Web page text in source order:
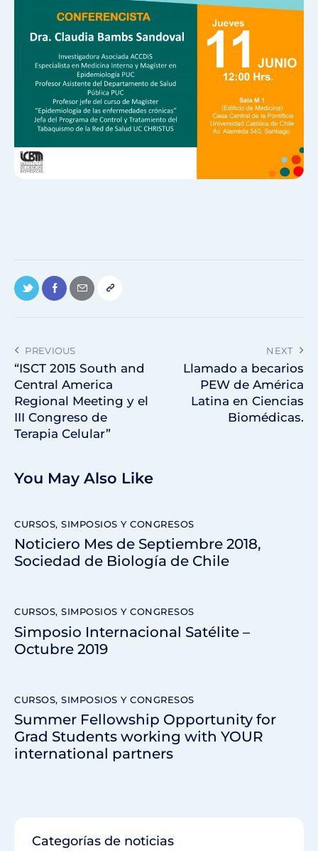
PREVIOUS
“ISCT 2015 South and
Central America
Regional Meeting y el
III Congreso de
Terapia Celular”
NEXT
Llamado a becarios
PEW de América
Latina en Ciencias
Biomédicas.
You May Also Like
CURSOS, SIMPOSIOS Y CONGRESOS
Noticiero Mes de Septiembre 2018,
Sociedad de Biología de Chile
CURSOS, SIMPOSIOS Y CONGRESOS
Simposio Internacional Satélite –
Octubre 2019
CURSOS, SIMPOSIOS Y CONGRESOS
Summer Fellowship Opportunity for
Grad Students working with YOUR
international partners
Categorías de noticias